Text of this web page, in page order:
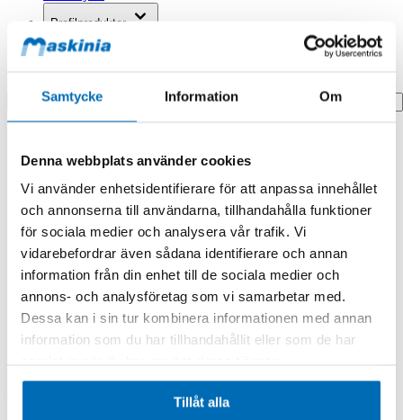
Samtycke Information Om
Denna webbplats använder cookies
Vi använder enhetsidentifierare för att anpassa innehållet
och annonserna till användarna, tillhandahålla funktioner
för sociala medier och analysera vår trafik. Vi
vidarebefordrar även sådana identifierare och annan
information från din enhet till de sociala medier och
annons- och analysföretag som vi samarbetar med.
Dessa kan i sin tur kombinera informationen med annan
information som du har tillhandahållit eller som de har
Tillåt alla
Profilprodukter
Fyndhörna
Hem
Washer,thrust
Produkten finns i följande kategorier:
Doosan/Develon
Washer,thrust